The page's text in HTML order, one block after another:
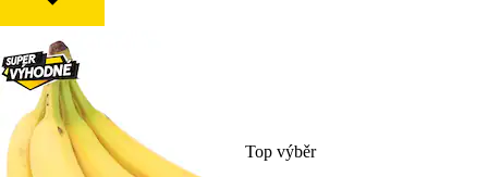
Top výběr